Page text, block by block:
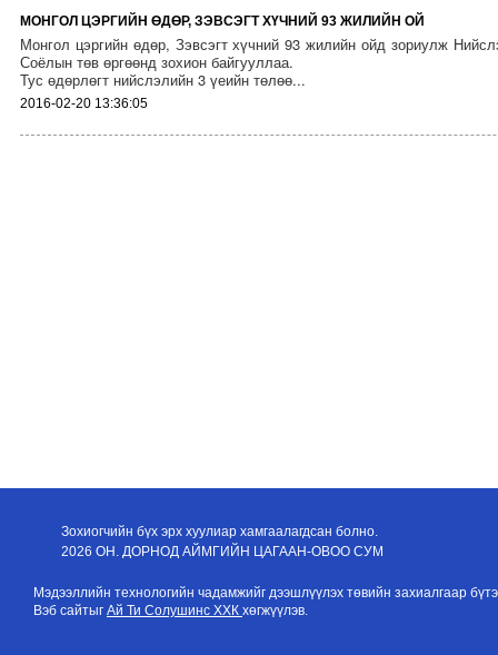
МОНГОЛ ЦЭРГИЙН ӨДӨР, ЗЭВСЭГТ ХҮЧНИЙ 93 ЖИЛИЙН ОЙ
Монгол цэргийн өдөр, Зэвсэгт хүчний 93 жилийн ойд зориулж
Соёлын төв өргөөнд зохион байгууллаа.
Тус өдөрлөгт нийслэлийн 3 үеийн төлөө...
2016-02-20 13:36:05
Зохиогчийн бүх эрх хуулиар хамгаалагдсан болно.
2026 ОН. ДОРНОД АЙМГИЙН ЦАГААН-ОВОО СУМ
Мэдээллийн технологийн чадамжийг дээшлүүлэх төвийн захиалгаар
Вэб сайтыг Ай Ти Солушинс ХХК хөгжүүлэв.